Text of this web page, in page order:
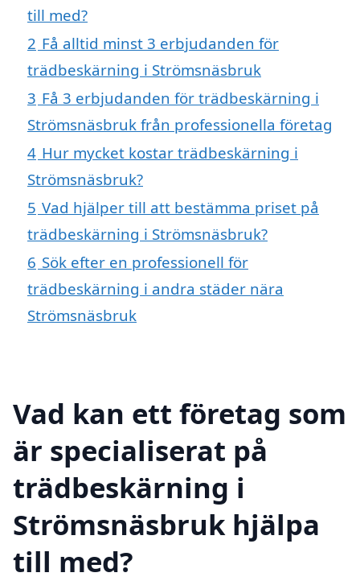
till med?
2 Få alltid minst 3 erbjudanden för
trädbeskärning i Strömsnäsbruk
3 Få 3 erbjudanden för trädbeskärning i
Strömsnäsbruk från professionella företag
4 Hur mycket kostar trädbeskärning i
Strömsnäsbruk?
5 Vad hjälper till att bestämma priset på
trädbeskärning i Strömsnäsbruk?
6 Sök efter en professionell för
trädbeskärning i andra städer nära
Strömsnäsbruk
Vad kan ett företag som
är specialiserat på
trädbeskärning i
Strömsnäsbruk hjälpa
till med?